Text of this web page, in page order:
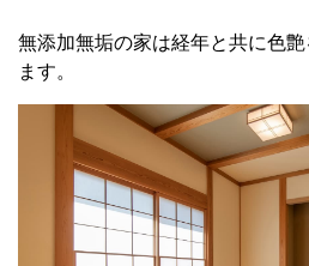
無添加無垢の家は経年と共に色
ます。